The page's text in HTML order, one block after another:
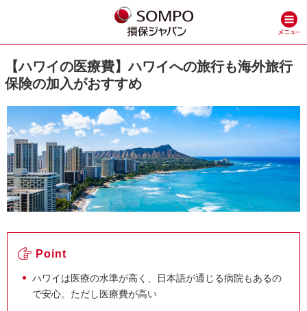
【ハワイの医療費】ハワイへの旅行も海外旅行
保険の加入がおすすめ
Point
ハワイは医療の水準が高く、日本語が通じる病院もあるの
で安心。ただし医療費が高い